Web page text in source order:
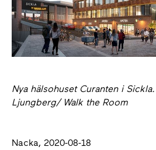
Nya hälsohuset Curanten i Sickla.
Ljungberg/ Walk the Room
Nacka, 2020-08-18